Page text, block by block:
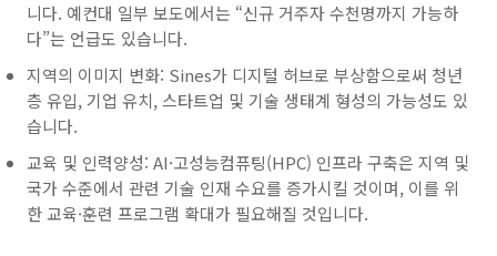
니다. 예컨대 일부 보도에서는 “신규 거주자 수천명까지 가능하
다”는 언급도 있습니다.
지역의 이미지 변화: Sines가 디지털 허브로 부상함으로써 청년
층 유입, 기업 유치, 스타트업 및 기술 생태계 형성의 가능성도 있
습니다.
교육 및 인력양성: AI·고성능컴퓨팅(HPC) 인프라 구축은 지역 및
국가 수준에서 관련 기술 인재 수요를 증가시킬 것이며, 이를 위
한 교육·훈련 프로그램 확대가 필요해질 것입니다.